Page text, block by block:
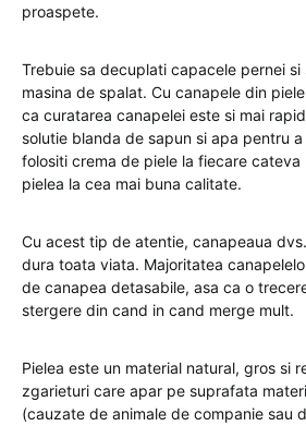
proaspete.
Trebuie sa decuplati capacele pernei si
masina de spalat. Cu canapele din
ca curatarea canapelei este si mai
solutie blanda de sapun si apa pentru
folositi crema de piele la fiecare cateva
pielea la cea mai buna calitate.
Cu acest tip de atentie, canapeaua
dura toata viata. Majoritatea
de canapea detasabile, asa ca o
stergere din cand in cand merge mult.
Pielea este un material natural, gros si
zgarieturi care apar pe suprafata
(cauzate de animale de companie sau